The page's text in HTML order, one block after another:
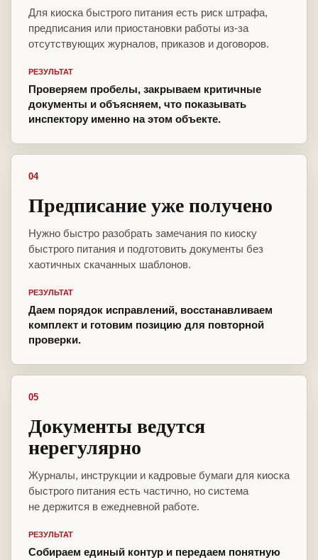
Для киоска быстрого питания есть риск штрафа,
предписания или приостановки работы из-за
отсутствующих журналов, приказов и договоров.
РЕЗУЛЬТАТ
Проверяем пробелы, закрываем критичные
документы и объясняем, что показывать
инспектору именно на этом объекте.
04
Предписание уже получено
Нужно быстро разобрать замечания по киоску
быстрого питания и подготовить документы без
хаотичных скачанных шаблонов.
РЕЗУЛЬТАТ
Даем порядок исправлений, восстанавливаем
комплект и готовим позицию для повторной
проверки.
05
Документы ведутся
нерегулярно
Журналы, инструкции и кадровые бумаги для киоска
быстрого питания есть частично, но система
не держится в ежедневной работе.
РЕЗУЛЬТАТ
Собираем единый контур и передаем понятную